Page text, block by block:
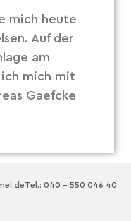
mich heute
Auf der
am
mich mit
Gaefcke
Tel.: 040 – 550 046 40